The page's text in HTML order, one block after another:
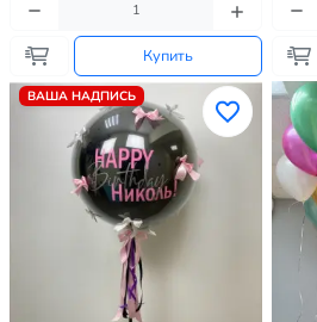
Купить
ВАША НАДПИСЬ